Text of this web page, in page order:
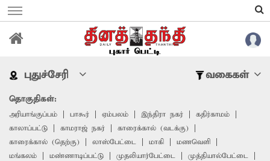
புதுச்சேரி வகைகள்
தொகுதிகள்:
அரியாங்குப்பம் பாகூர் ஏம்பலம் இந்திரா நகர்
கதிர்காமம்
காலாப்பட்டு
காமராஜ் நகர்
காரைக்கால் (வடக்கு)
காரைக்கால் (தெற்கு)
லாஸ்பேட்டை மாகி
மணவெளி
மங்கலம்
மண்ணாடிப்பட்டு முதலியார்பேட்டை
முத்தியால்பேட்டை